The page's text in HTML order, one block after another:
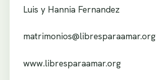
Luis y Hannia Fernandez
matrimonios@libresparaamar.org
www.libresparaamar.org